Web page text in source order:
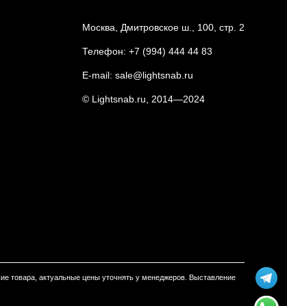
Москва, Дмитровское ш., 100, стр. 2
Телефон: +7 (994) 444 44 83
E-mail: sale@lightsnab.ru
© Lightsnab.ru, 2014—2024
товара, актуальные цены уточнять у менеджеров. Выставление